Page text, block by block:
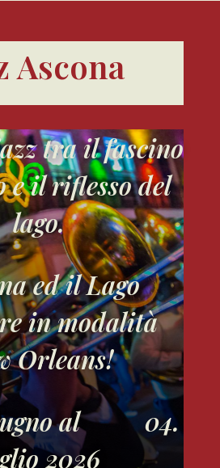
Ascona
tra il fascino
e il riflesso del
lago.
ed il Lago
in modalità
Orleans!
al 04.
2026